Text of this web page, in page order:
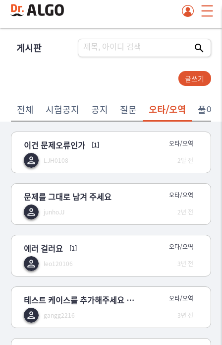
게시판
글쓰기
전체 시험공지 공지 질문 오타/오역 풀이
이건 문제오류인가
[1]
LJH0108
오타/오역
2달 전
문제를 그대로 남겨 주세요
junhoJJ
오타/오역
2년 전
에러 걸러요
[1]
leo120106
오타/오역
3년 전
테스트 케이스를 추가해주세요 (문제에 허점이 있습니다)
gangg2216
오타/오역
3년 전